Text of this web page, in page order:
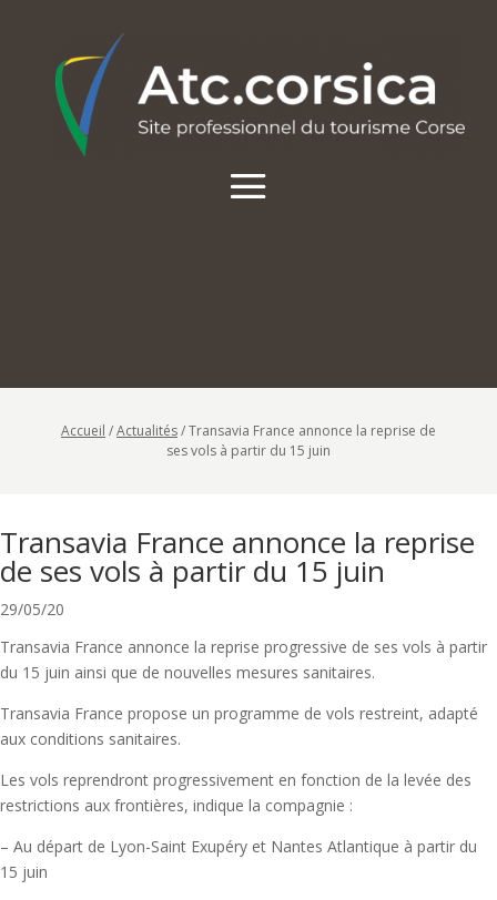
Accueil /Actualités/Transavia France annonce la reprise de
ses vols à partir du 15 juin
Transavia France annonce la reprise
de ses vols à partir du 15 juin
29/05/20
Transavia France annonce la reprise progressive de ses vols à partir
du 15 juin ainsi que de nouvelles mesures sanitaires.
Transavia France propose un programme de vols restreint, adapté
aux conditions sanitaires.
Les vols reprendront progressivement en fonction de la levée des
restrictions aux frontières, indique la compagnie :
– Au départ de Lyon-Saint Exupéry et Nantes Atlantique à partir du
15 juin